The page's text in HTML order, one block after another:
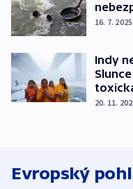
16. 7. 2025
Indy
20. 11.
Evropský